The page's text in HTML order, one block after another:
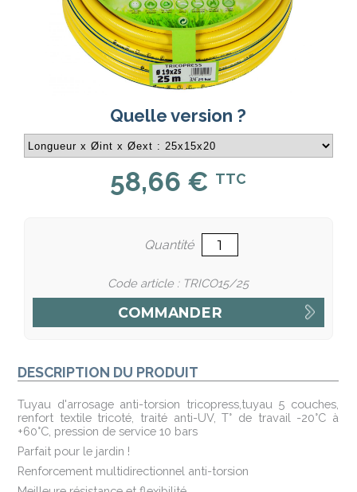
Quelle version ?
58,66 € TTC
Quantité
Code article : TRICO15/25
DESCRIPTION DU PRODUIT
Tuyau d'arrosage anti-torsion tricopress,tuyau 5 couches,
renfort textile tricoté, traité anti-UV, T° de travail -20°C à
+60°C, pression de service 10 bars
Parfait pour le jardin !
Renforcement multidirectionnel anti-torsion